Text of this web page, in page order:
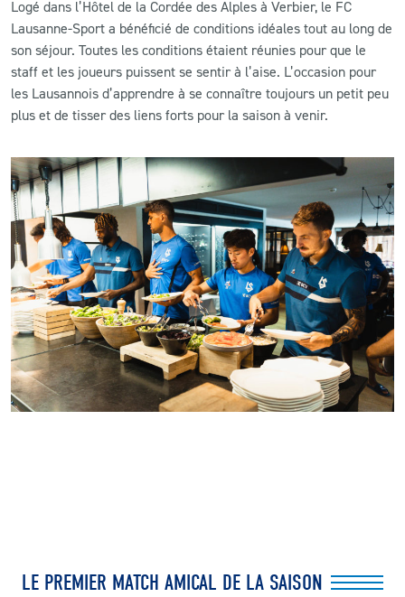
Logé dans l’Hôtel de la Cordée des Alples à Verbier, le FC
Lausanne-Sport a bénéficié de conditions idéales tout au long de
son séjour. Toutes les conditions étaient réunies pour que le
staff et les joueurs puissent se sentir à l’aise. L’occasion pour
les Lausannois d’apprendre à se connaître toujours un petit peu
plus et de tisser des liens forts pour la saison à venir.
LE PREMIER MATCH AMICAL DE LA SAISON